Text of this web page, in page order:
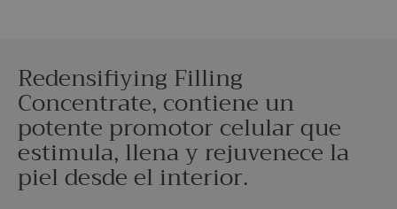
Redensifiying Filling
Concentrate, contiene un
potente promotor celular que
estimula, llena y rejuvenece la
piel desde el interior.